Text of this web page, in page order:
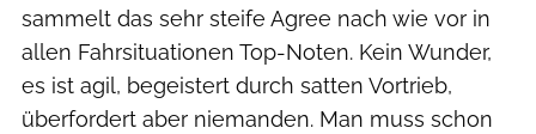
sammelt das sehr steife Agree nach wie vor in
allen Fahrsituationen Top-Noten. Kein Wunder,
es ist agil, begeistert durch satten Vortrieb,
überfordert aber niemanden. Man muss schon